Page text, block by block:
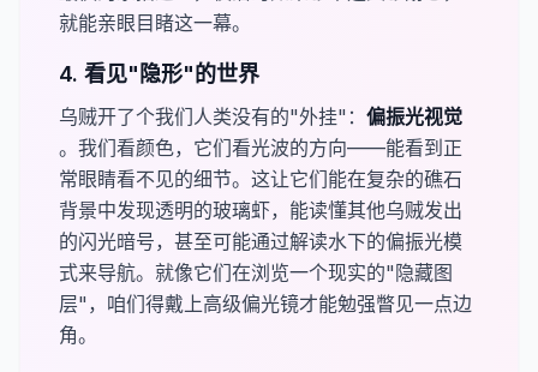
就能亲眼目睹这一幕。
4. 看见"隐形"的世界
乌贼开了个我们人类没有的"外挂"： ​偏振光视觉​
。我们看颜色，它们看光波的方向——能看到正
常眼睛看不见的细节。这让它们能在复杂的礁石
背景中发现透明的玻璃虾，能读懂其他乌贼发出
的闪光暗号，甚至可能通过解读水下的偏振光模
式来导航。就像它们在浏览一个现实的"隐藏图
层"，咱们得戴上高级偏光镜才能勉强瞥见一点边
角。